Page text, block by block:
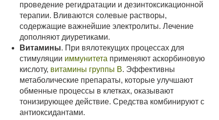
проведение регидратации и дезинтоксикационной
терапии. Вливаются солевые растворы,
содержащие важнейшие электролиты. Лечение
дополняют диуретиками.
Витамины. При вялотекущих процессах для
стимуляции иммунитета применяют аскорбиновую
кислоту, витамины группы В. Эффективны
метаболические препараты, которые улучшают
обменные процессы в клетках, оказывают
тонизирующее действие. Средства комбинируют с
антиоксидантами.